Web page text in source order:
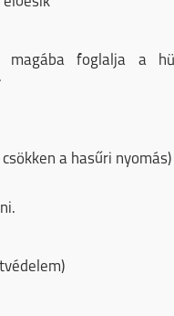
magába foglalja a
a hasűri nyomás)